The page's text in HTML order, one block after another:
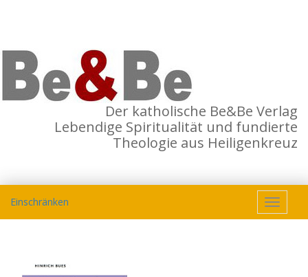
Der katholische Be&Be Verlag
Lebendige Spiritualität und fundierte
Theologie aus Heiligenkreuz
Einschränken
Toggle